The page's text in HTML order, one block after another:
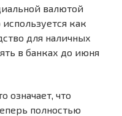
валютой
как
для наличных
в банках до июня
означает, что
полностью